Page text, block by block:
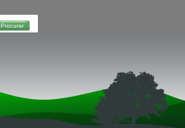
Procurar